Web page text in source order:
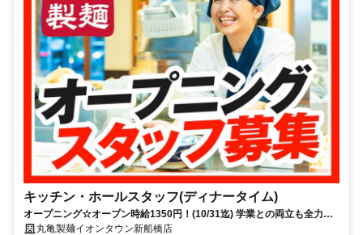
キッチン・ホールスタッフ(ディナータイム)
オープニング☆オープン時給1350円！(10/31迄) 学業との両立も全力応
援!!ラストまで入れる方歓迎★既存店では学生さん活躍中！友達と応募
丸亀製麺イオンタウン新船橋店